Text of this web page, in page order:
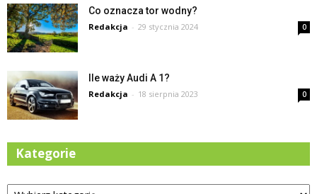
Co oznacza tor wodny?
Redakcja - 29 stycznia 2024 0
Ile waży Audi A 1?
Redakcja - 18 sierpnia 2023 0
Kategorie
Kategorie